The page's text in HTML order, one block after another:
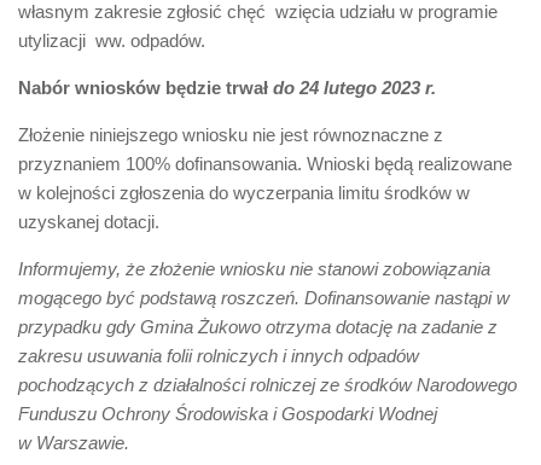
własnym zakresie zgłosić chęć wzięcia udziału w programie
utylizacji ww. odpadów.
Nabór wniosków będzie trwał do 24 lutego 2023 r.
Złożenie niniejszego wniosku nie jest równoznaczne z
przyznaniem 100% dofinansowania. Wnioski będą realizowane
w kolejności zgłoszenia do wyczerpania limitu środków w
uzyskanej dotacji.
Informujemy, że złożenie wniosku nie stanowi zobowiązania
mogącego być podstawą roszczeń. Dofinansowanie nastąpi w
przypadku gdy Gmina Żukowo otrzyma dotację na zadanie z
zakresu usuwania folii rolniczych i innych odpadów
pochodzących z działalności rolniczej ze środków Narodowego
Funduszu Ochrony Środowiska i Gospodarki Wodnej
w Warszawie.